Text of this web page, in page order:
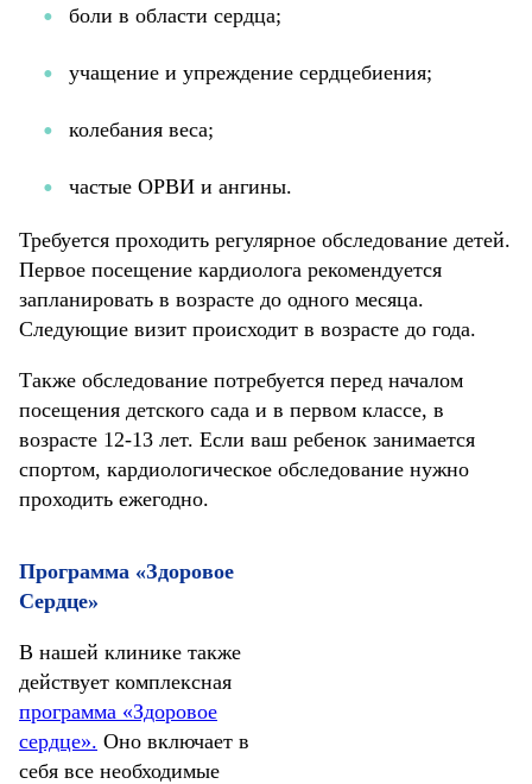
боли в области сердца;
учащение и упреждение сердцебиения;
колебания веса;
частые ОРВИ и ангины.
Требуется проходить регулярное обследование детей.
Первое посещение кардиолога рекомендуется
запланировать в возрасте до одного месяца.
Следующие визит происходит в возрасте до года.
Также обследование потребуется перед началом
посещения детского сада и в первом классе, в
возрасте 12-13 лет. Если ваш ребенок занимается
спортом, кардиологическое обследование нужно
проходить ежегодно.
Программа «Здоровое
Сердце»
В нашей клинике также
действует комплексная
программа «Здоровое
сердце». Оно включает в
себя все необходимые